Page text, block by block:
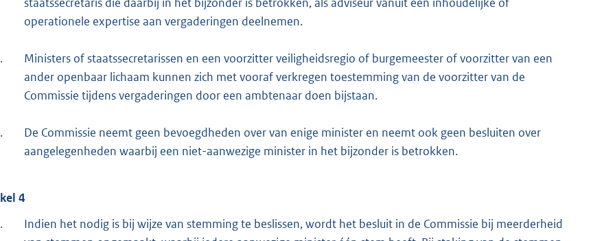
operationele expertise aan vergaderingen deelnemen.
Ministers of staatssecretarissen en een voorzitter veiligheidsregio of burgemeester of voorzitter van een
ander openbaar lichaam kunnen zich met vooraf verkregen toestemming van de voorzitter van de
Commissie tijdens vergaderingen door een ambtenaar doen bijstaan.
De Commissie neemt geen bevoegdheden over van enige minister en neemt ook geen besluiten over
aangelegenheden waarbij een niet-aanwezige minister in het bijzonder is betrokken.
4
Indien het nodig is bij wijze van stemming te beslissen, wordt het besluit in de Commissie bij meerderheid